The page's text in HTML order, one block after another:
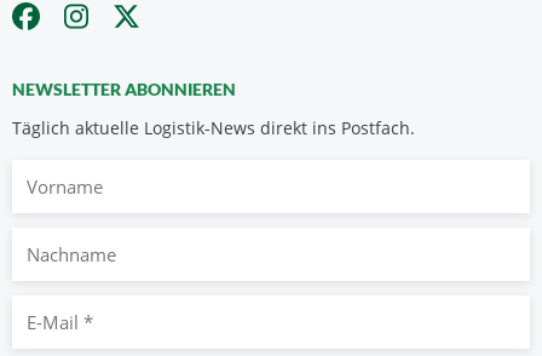
NEWSLETTER ABONNIEREN
Täglich aktuelle Logistik-News direkt ins Postfach.
Nachname
Mail